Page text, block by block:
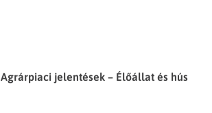
Agrárpiaci jelentések – Élőállat és hús